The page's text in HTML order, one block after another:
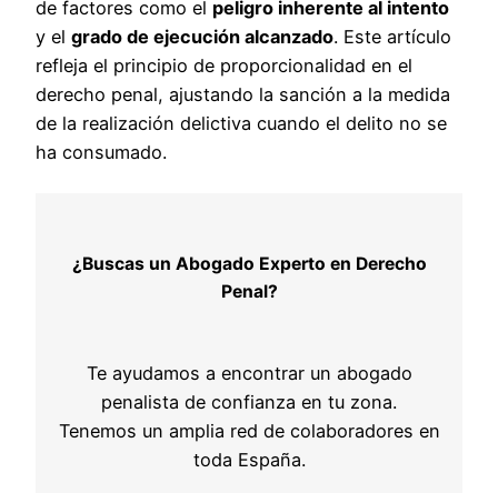
de factores como el peligro inherente al intento
y el grado de ejecución alcanzado. Este artículo
refleja el principio de proporcionalidad en el
derecho penal, ajustando la sanción a la medida
de la realización delictiva cuando el delito no se
ha consumado.
¿Buscas un Abogado Experto en Derecho
Penal?
Te ayudamos a encontrar un abogado
penalista de confianza en tu zona.
Tenemos un amplia red de colaboradores en
toda España.